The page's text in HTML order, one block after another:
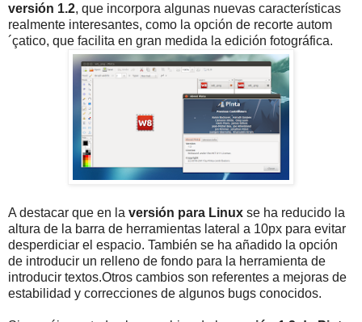
versión 1.2, que incorpora algunas nuevas características
realmente interesantes, como la opción de recorte autom
´çatico, que facilita en gran medida la edición fotográfica.
A destacar que en la versión para Linux se ha reducido la
altura de la barra de herramientas lateral a 10px para evitar
desperdiciar el espacio. También se ha añadido la opción
de introducir un relleno de fondo para la herramienta de
introducir textos.Otros cambios son referentes a mejoras de
estabilidad y correcciones de algunos bugs conocidos.